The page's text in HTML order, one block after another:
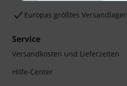
Europas größtes Versandlager
Service
Versandkosten und Lieferzeiten
Hilfe-Center